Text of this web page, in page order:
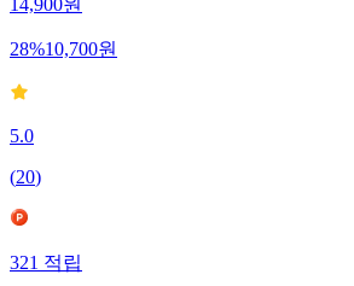
14,900원
28%10,700원
5.0
(20)
321적립